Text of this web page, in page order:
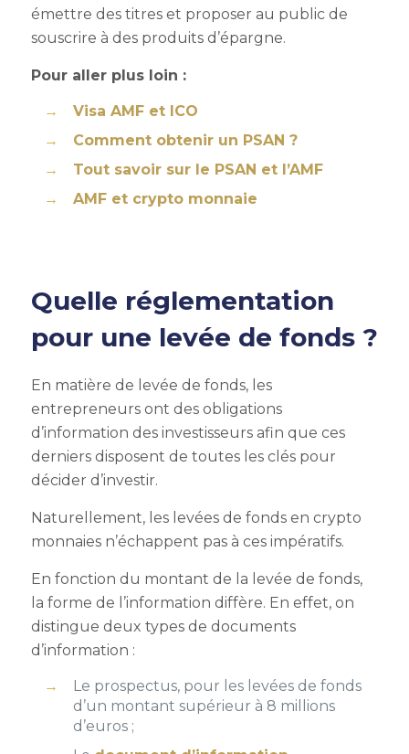
émettre des titres et proposer au public de
souscrire à des produits d’épargne.
Pour aller plus loin :
Visa AMF et ICO
Comment obtenir un PSAN ?
Tout savoir sur le PSAN et l’AMF
AMF et crypto monnaie
Quelle réglementation
pour une levée de fonds ?
En matière de levée de fonds, les
entrepreneurs ont des obligations
d’information des investisseurs afin que ces
derniers disposent de toutes les clés pour
décider d’investir.
Naturellement, les levées de fonds en crypto
monnaies n’échappent pas à ces impératifs.
En fonction du montant de la levée de fonds,
la forme de l’information diffère. En effet, on
distingue deux types de documents
d’information :
Le prospectus, pour les levées de fonds
d’un montant supérieur à 8 millions
d’euros ;